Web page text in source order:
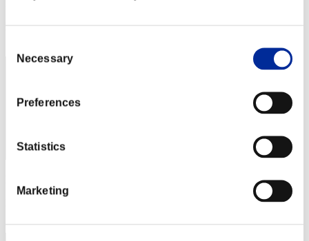
Selection
Necessary
Preferences
Statistics
Marketing
Punteggio: -
Posizione